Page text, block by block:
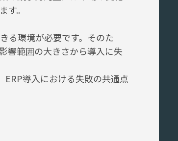
す。
る環境が必要です。そのた
響範囲の大きさから導入に失
導入における失敗の共通点